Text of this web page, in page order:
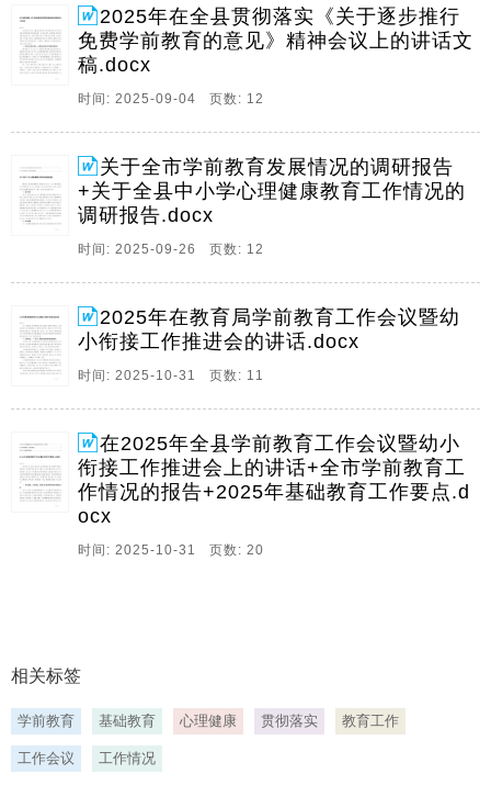
告,1关于全市学前教育发展情况的调研报告,3关于全县
中小学心理健康教育工作情况的调研报告关于全县中小
学心理健康教育工作情况的调研报告按照县人大常委会
年度重点工作安排,8月5日,县人大常委会副主任。
工作推进会的讲话同志们,今天,我们召开全局学前教育工
作会议暨幼小衔接工作推进会,主要任务是深入学习贯彻
党的二十届四中全会精神,全面总结,十四五。
5、1在2025年全县学前教育工作会议暨幼小衔接工作推
进会上的讲话,1关于全市学前教育工作情况的报告,7县
2025年基础教育工作要点,12在在2025年全县学前教育工
作会议暨幼小衔接工作推进会上的讲话年全县学前教育
工作会议暨幼小衔接工作推进会上。
2025年在全县贯彻落实《关于逐步推行
免费学前教育的意见》精神会议上的讲话文
稿.docx
时间: 2025-09-04 页数: 12
关于全市学前教育发展情况的调研报告
+关于全县中小学心理健康教育工作情况的
调研报告.docx
时间: 2025-09-26 页数: 12
2025年在教育局学前教育工作会议暨幼
小衔接工作推进会的讲话.docx
时间: 2025-10-31 页数: 11
在2025年全县学前教育工作会议暨幼小
衔接工作推进会上的讲话+全市学前教育工
作情况的报告+2025年基础教育工作要点.d
ocx
时间: 2025-10-31 页数: 20
相关标签
学前教育 基础教育 心理健康 贯彻落实 教育工作
工作会议 工作情况